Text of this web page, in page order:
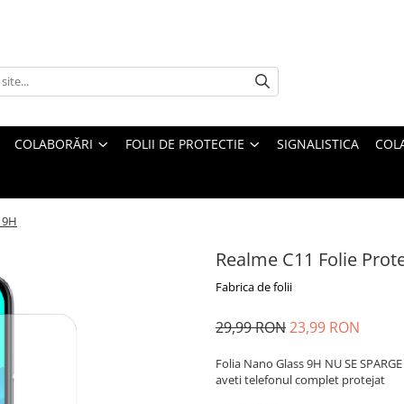
COLABORĂRI FOLII DE PROTECTIE SIGNALISTICA
Realme C11 Folie
Fabrica de folii
29,99 RON23,99 RON
Folia Nano Glass 9H NU SE
aveti telefonul complet protejat